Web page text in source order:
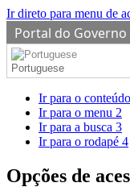
Ir direto para menu de
Portal do
Portuguese
Ir para o conteúdo
Ir para o menu 2
Ir para a busca 3
Ir para o rodapé 4
Opções de